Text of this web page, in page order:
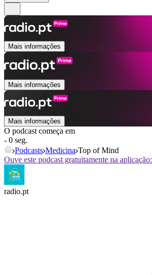
Mais informações
Mais informações
Mais informações
O podcast começa em
- 0 seg.
Podcasts Medicina Top of Mind
Ouve este podcast gratuitamente na aplicação:
radio.pt